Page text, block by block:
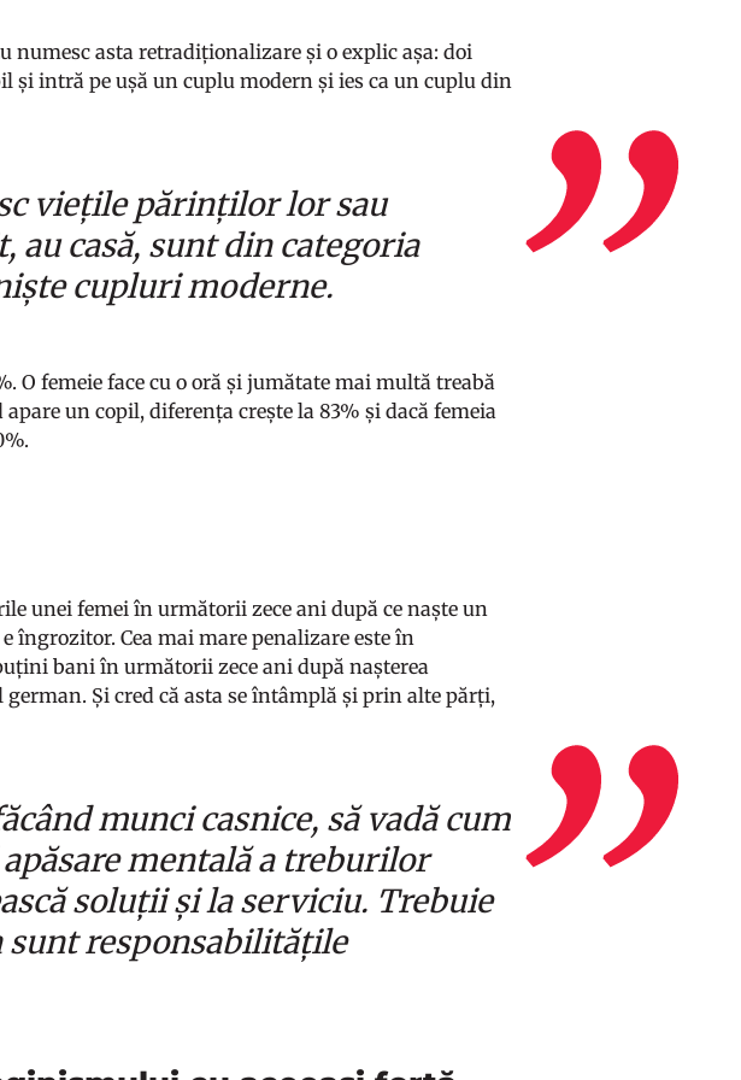
asta retradiționalizare și o explic așa: doi
și intră pe ușă un cuplu modern și ies ca un cuplu din
viețile părinților lor sau
au casă, sunt din categoria
cupluri moderne.
O femeie face cu o oră și jumătate mai multă treabă
un copil, diferența crește la 83% și dacă femeia
unei femei în următorii zece ani după ce naște un
e îngrozitor. Cea mai mare penalizare este în
bani în următorii zece ani după nașterea
Și cred că asta se întâmplă și prin alte părți,
munci casnice, să vadă cum
mentală a treburilor
soluții și la serviciu. Trebuie
sunt responsabilitățile